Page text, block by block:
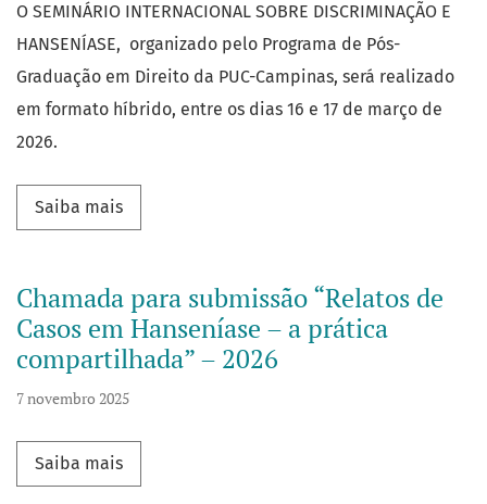
O SEMINÁRIO INTERNACIONAL SOBRE DISCRIMINAÇÃO E
HANSENÍASE, organizado pelo Programa de Pós-
Graduação em Direito da PUC-Campinas, será realizado
em formato híbrido, entre os dias 16 e 17 de março de
2026.
Saiba maisSaiba mais sobre Seminário Internacional
Chamada para submissão “Relatos de
Casos em Hanseníase – a prática
compartilhada” – 2026
7 novembro 2025
Saiba maisSaiba mais sobre Chamada para submissão